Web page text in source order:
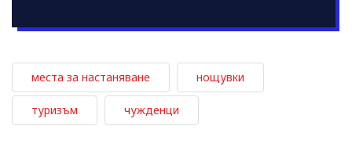
места за настаняване нощувки
туризъм чужденци